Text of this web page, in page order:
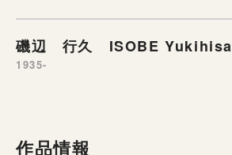
磯辺 行久 ISOBE Yukihisa
1935-
作品情報